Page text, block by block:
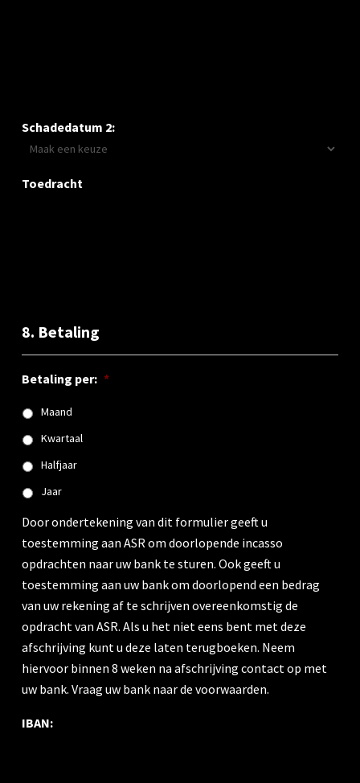
Schadedatum 2:
Toedracht
8. Betaling
Betaling per: *
Maand
Kwartaal
Halfjaar
Jaar
Door ondertekening van dit formulier geeft u
toestemming aan ASR om doorlopende incasso
opdrachten naar uw bank te sturen. Ook geeft u
toestemming aan uw bank om doorlopend een bedrag
van uw rekening af te schrijven overeenkomstig de
opdracht van ASR. Als u het niet eens bent met deze
afschrijving kunt u deze laten terugboeken. Neem
hiervoor binnen 8 weken na afschrijving contact op met
uw bank. Vraag uw bank naar de voorwaarden.
IBAN: